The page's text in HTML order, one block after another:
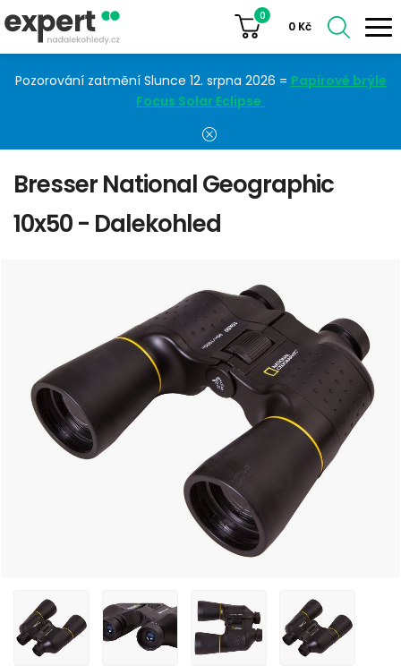
Pozorování zatmění Slunce 12. srpna 2026 = Papírové brýle
Focus Solar Eclipse
0
0 Kč
Bresser National Geographic
10x50 - Dalekohled